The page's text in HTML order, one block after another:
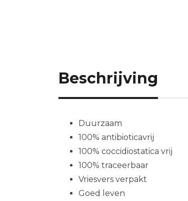
Beschrijving
Duurzaam
100% antibioticavrij
100% coccidiostatica vrij
100% traceerbaar
Vriesvers verpakt
Goed leven